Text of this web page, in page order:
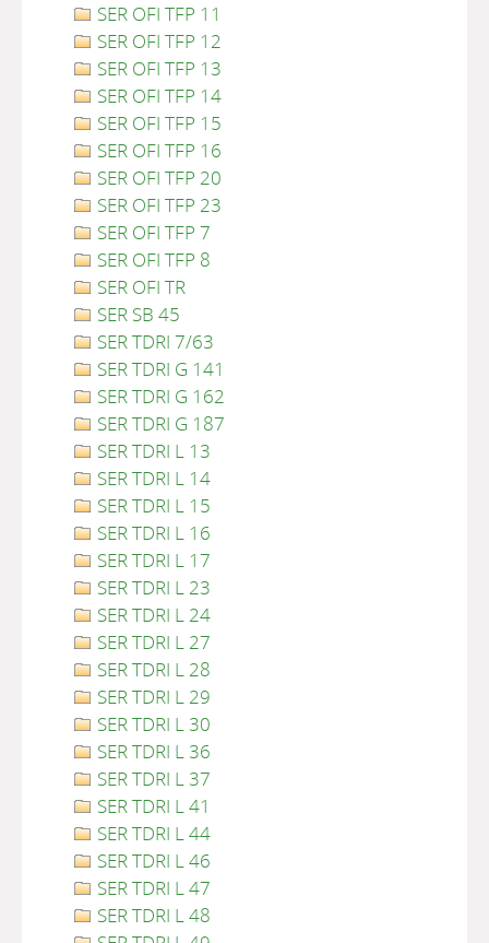
SER OFI TFP 11
SER OFI TFP 12
SER OFI TFP 13
SER OFI TFP 14
SER OFI TFP 15
SER OFI TFP 16
SER OFI TFP 20
SER OFI TFP 23
SER OFI TFP 7
SER OFI TFP 8
SER OFI TR
SER SB 45
SER TDRI 7/63
SER TDRI G 141
SER TDRI G 162
SER TDRI G 187
SER TDRI L 13
SER TDRI L 14
SER TDRI L 15
SER TDRI L 16
SER TDRI L 17
SER TDRI L 23
SER TDRI L 24
SER TDRI L 27
SER TDRI L 28
SER TDRI L 29
SER TDRI L 30
SER TDRI L 36
SER TDRI L 37
SER TDRI L 41
SER TDRI L 44
SER TDRI L 46
SER TDRI L 47
SER TDRI L 48